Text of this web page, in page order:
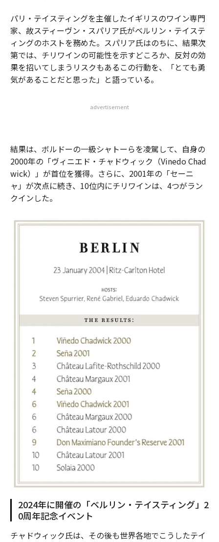
パリ・テイスティングを主催したイギリスのワイン専門
家、故スティーヴン・スパリア氏がベルリン・テイステ
ィングのホストを務めた。スパリア氏はのちに、結果次
第では、チリワインの可能性を示すどころか、反対の効
果を招いてしまうリスクもあるこの行動を、「とても勇
気があることだと思った」と語っている。
advertisement
結果は、ボルドーの一級シャトーらを凌駕して、自身の
2000年の「ヴィニエド・チャドウィック（Vinedo Chad
wick）」が首位を獲得。さらに、2001年の「セーニ
ャ」が次点に続き、10位内にチリワインは、4つがラン
クインした。
2024年に開催の「ベルリン・テイスティング」2
0周年記念イベント
チャドウィック氏は、その後も世界各地でこうしたテイ